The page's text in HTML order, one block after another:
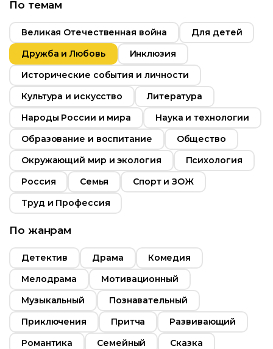
Россия
По темам
Великая Отечественная война
Для детей
Дружба и Любовь
Инклюзия
Исторические события и личности
Культура и искусство
Литература
Народы России и мира
Наука и технологии
Образование и воспитание
Общество
Окружающий мир и экология
Психология
Россия
Семья
Спорт и ЗОЖ
Труд и Профессия
По жанрам
Детектив Драма
Комедия
Мелодрама
Мотивационный
Музыкальный
Познавательный
Приключения
Притча
Развивающий
Романтика
Семейный
Сказка